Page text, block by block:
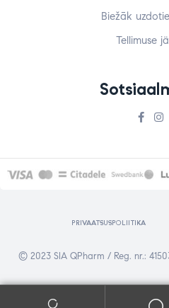
Biežāk
Tellimuse
PRIVAATSUSPOLIITIKA
© 2023 SIA QPharm / Reg. nr.: